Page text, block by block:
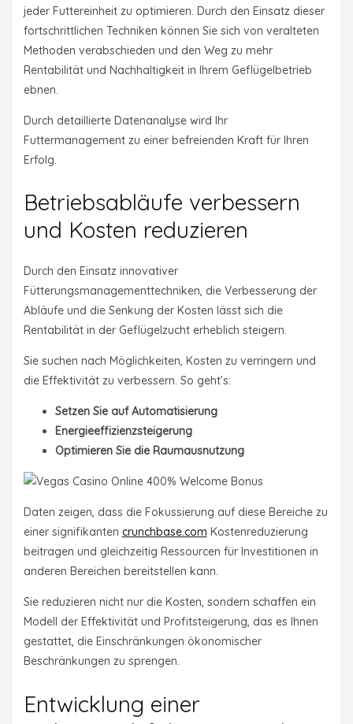
jeder Futtereinheit zu optimieren. Durch den Einsatz dieser
fortschrittlichen Techniken können Sie sich von veralteten
Methoden verabschieden und den Weg zu mehr
Rentabilität und Nachhaltigkeit in Ihrem Geflügelbetrieb
ebnen.
Durch detaillierte Datenanalyse wird Ihr
Futtermanagement zu einer befreienden Kraft für Ihren
Erfolg.
Betriebsabläufe verbessern
und Kosten reduzieren
Durch den Einsatz innovativer
Fütterungsmanagementtechniken, die Verbesserung der
Abläufe und die Senkung der Kosten lässt sich die
Rentabilität in der Geflügelzucht erheblich steigern.
Sie suchen nach Möglichkeiten, Kosten zu verringern und
die Effektivität zu verbessern. So geht’s:
Setzen Sie auf Automatisierung
Energieeffizienzsteigerung
Optimieren Sie die Raumausnutzung
Daten zeigen, dass die Fokussierung auf diese Bereiche zu
einer signifikanten crunchbase.com Kostenreduzierung
beitragen und gleichzeitig Ressourcen für Investitionen in
anderen Bereichen bereitstellen kann.
Sie reduzieren nicht nur die Kosten, sondern schaffen ein
Modell der Effektivität und Profitsteigerung, das es Ihnen
gestattet, die Einschränkungen ökonomischer
Beschränkungen zu sprengen.
Entwicklung einer